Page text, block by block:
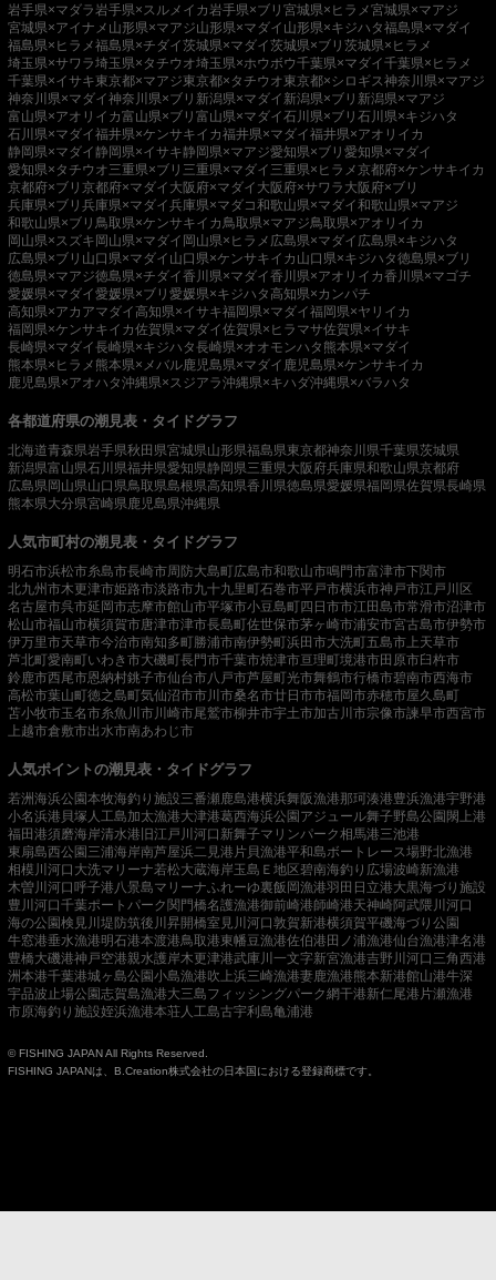
岩手県×マダラ 岩手県×スルメイカ 岩手県×ブリ 宮城県×ヒラメ宮城県×マアジ
宮城県×アイナメ 山形県×マアジ山形県×マダイ 山形県×キジハタ福島県×マダイ
福島県×ヒラメ福島県×チダイ茨城県×マダイ茨城県×ブリ 茨城県×ヒラメ
埼玉県×サワラ埼玉県×タチウオ埼玉県×ホウボウ千葉県×マダイ千葉県×ヒラメ
千葉県×イサキ東京都×マアジ東京都×タチウオ東京都×シロギス神奈川県×マアジ
神奈川県×マダイ神奈川県×ブリ 新潟県×マダイ 新潟県×ブリ 新潟県×マアジ
富山県×アオリイカ富山県×ブリ 富山県×マダイ石川県×ブリ 石川県×キジハタ
石川県×マダイ福井県×ケンサキイカ福井県×マダイ福井県×アオリイカ
静岡県×マダイ静岡県×イサキ静岡県×マアジ愛知県×ブリ 愛知県×マダイ
愛知県×タチウオ三重県×ブリ 三重県×マダイ 三重県×ヒラメ京都府×ケンサキイカ
京都府×ブリ 京都府×マダイ 大阪府×マダイ 大阪府×サワラ 大阪府×ブリ
兵庫県×ブリ 兵庫県×マダイ兵庫県×マダコ和歌山県×マダイ和歌山県×マアジ
和歌山県×ブリ 鳥取県×ケンサキイカ 鳥取県×マアジ鳥取県×アオリイカ
岡山県×スズキ岡山県×マダイ 岡山県×ヒラメ 広島県×マダイ 広島県×キジハタ
広島県×ブリ 山口県×マダイ 山口県×ケンサキイカ 山口県×キジハタ徳島県×ブリ
徳島県×マアジ徳島県×チダイ香川県×マダイ香川県×アオリイカ香川県×マゴチ
愛媛県×マダイ愛媛県×ブリ 愛媛県×キジハタ高知県×カンパチ
高知県×アカアマダイ高知県×イサキ福岡県×マダイ福岡県×ヤリイカ
福岡県×ケンサキイカ佐賀県×マダイ佐賀県×ヒラマサ佐賀県×イサキ
長崎県×マダイ長崎県×キジハタ長崎県×オオモンハタ 熊本県×マダイ
熊本県×ヒラメ 熊本県×メバル鹿児島県×マダイ 鹿児島県×ケンサキイカ
鹿児島県×アオハタ沖縄県×スジアラ沖縄県×キハダ沖縄県×バラハタ
各都道府県の潮見表・タイドグラフ
北海道青森県岩手県秋田県宮城県山形県福島県東京都神奈川県千葉県茨城県
新潟県富山県石川県福井県愛知県静岡県三重県大阪府兵庫県和歌山県京都府
広島県岡山県山口県鳥取県島根県高知県香川県徳島県愛媛県福岡県佐賀県長崎県
熊本県大分県宮崎県 鹿児島県沖縄県
人気市町村の潮見表・タイドグラフ
明石市浜松市糸島市長崎市周防大島町広島市和歌山市鳴門市富津市下関市
北九州市木更津市姫路市淡路市九十九里町石巻市平戸市横浜市神戸市江戸川区
名古屋市呉市延岡市志摩市館山市平塚市小豆島町四日市市江田島市常滑市沼津市
松山市福山市横須賀市唐津市津市長島町佐世保市茅ヶ崎市浦安市宮古島市伊勢市
伊万里市天草市今治市南知多町勝浦市南伊勢町浜田市大洗町五島市 上天草市
芦北町愛南町いわき市大磯町長門市千葉市焼津市亘理町境港市田原市臼杵市
鈴鹿市西尾市恩納村銚子市仙台市八戸市芦屋町光市舞鶴市行橋市碧南市西海市
高松市葉山町徳之島町気仙沼市市川市桑名市廿日市市福岡市赤穂市屋久島町
苫小牧市玉名市糸魚川市 川崎市尾鷲市柳井市宇土市加古川市宗像市諫早市西宮市
上越市倉敷市出水市南あわじ市
人気ポイントの潮見表・タイドグラフ
若洲海浜公園本牧海釣り施設三番瀬 鹿島港横浜舞阪漁港那珂湊港豊浜漁港宇野港
小名浜港 貝塚人工島加太漁港大津港葛西海浜公園アジュール舞子野島公園閖上港
福田港須磨海岸清水港 旧江戸川河口 新舞子マリンパーク相馬港三池港
東扇島西公園三浦海岸南芦屋浜二見港 片貝漁港平和島ボートレース場野北漁港
相模川河口 大洗マリーナ若松大蔵海岸玉島Ｅ地区碧南海釣り広場波崎新漁港
木曽川河口呼子港 八景島マリーナふれーゆ裏飯岡漁港羽田 日立港大黒海づり施設
豊川河口千葉ポートパーク関門橋名護漁港御前崎港師崎港天神崎阿武隈川河口
海の公園検見川堤防筑後川昇開橋室見川河口敦賀新港横須賀平磯海づり公園
牛窓港垂水漁港明石港本渡港鳥取港東幡豆漁港佐伯港田ノ浦漁港仙台漁港津名港
豊橋大磯港神戸空港親水護岸木更津港武庫川一文字新宮漁港吉野川河口 三角西港
洲本港千葉港城ヶ島公園小島漁港吹上浜三崎漁港妻鹿漁港熊本新港館山港牛深
宇品波止場公園志賀島漁港大三島フィッシングパーク網干港新仁尾港 片瀬漁港
市原海釣り施設姪浜漁港本荘人工島古宇利島亀浦港
© FISHING JAPAN All Rights Reserved.
FISHING JAPANは、B.Creation株式会社の日本国における登録商標です。